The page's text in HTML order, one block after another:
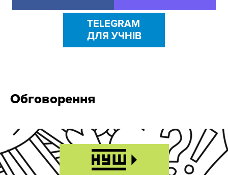
TELEGRAM
ДЛЯ УЧНІВ
Обговорення